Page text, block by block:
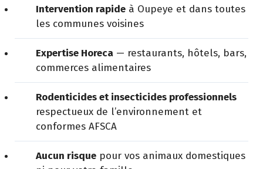
Intervention rapide à Oupeye et dans toutes
les communes voisines
Expertise Horeca — restaurants, hôtels, bars,
commerces alimentaires
Rodenticides et insecticides professionnels
respectueux de l’environnement et
conformes AFSCA
Aucun risque pour vos animaux domestiques